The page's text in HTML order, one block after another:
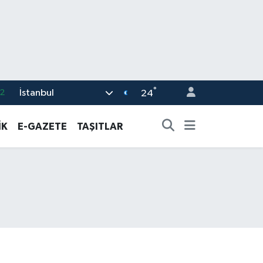
İstanbul 24°
E-GAZETE TAŞITLAR